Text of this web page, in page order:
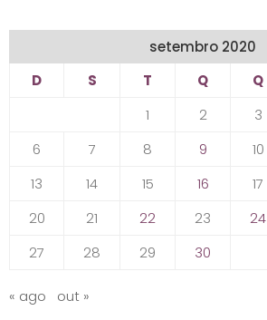
setembro 2020
D
S T Q Q
1
2 3
6
7 8 9 10
13
14 15 16 17
20
21 22 23 24
27
28 29 30
« ago out »